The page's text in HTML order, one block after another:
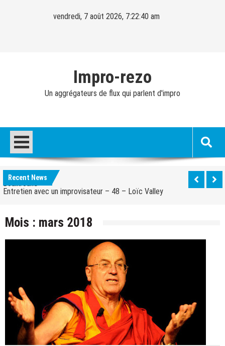
vendredi, 7 août 2026, 7:22:41 am
Impro-rezo
Un aggrégateurs de flux qui parlent d'impro
Recent News
Entretien avec un improvisateur – 40 – Cédric
Fernandez
Entretien avec un improvisateur – 49 – Olivier
Boulkroune
Entretien avec un improvisateur – 48 – Loïc Valley
Entretien avec un improvisateur – 46 – Caspar
(Re) Entretien avec un improvisateur – 45 – Patrick
Entretien avec un improvisateur – 44 – Paola
Entretien avec un improvisateur – 43 – Frédéric
Barbusci
(Re) Entretien avec un improvisateur – Ian Parizot
Entretien avec un improvisateur – 41 – Mathieu
Lepage
Entretien avec un improvisateur – 40 – Cédric
Mois : mars 2018